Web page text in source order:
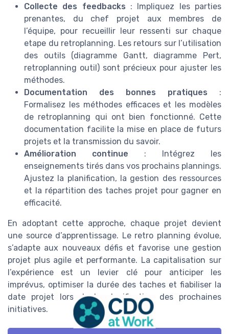
Collecte des feedbacks : Impliquez les parties
prenantes, du chef projet aux membres de
l’équipe, pour recueillir leur ressenti sur chaque
etape du retroplanning. Les retours sur l’utilisation
des outils (diagramme Gantt, diagramme Pert,
retroplanning outil) sont précieux pour ajuster les
méthodes.
Documentation des bonnes pratiques :
Formalisez les méthodes efficaces et les modèles
de retroplanning qui ont bien fonctionné. Cette
documentation facilite la mise en place de futurs
projets et la transmission du savoir.
Amélioration continue : Intégrez les
enseignements tirés dans vos prochains plannings.
Ajustez la planification, la gestion des ressources
et la répartition des taches projet pour gagner en
efficacité.
En adoptant cette approche, chaque projet devient
une source d’apprentissage. Le retro planning évolue,
s’adapte aux nouveaux défis et favorise une gestion
projet plus agile et performante. La capitalisation sur
l’expérience est un levier clé pour anticiper les
imprévus, optimiser la durée des taches et fiabiliser la
date projet lors de la planification des prochaines
initiatives.